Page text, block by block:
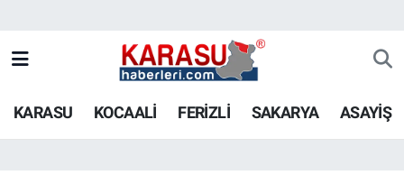
KARASU KOCAALİ FERİZLİ SAKARYA ASAYİŞ